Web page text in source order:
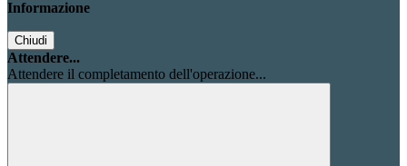
Informazione
Chiudi
Attendere...
Attendere il completamento dell'operazione...